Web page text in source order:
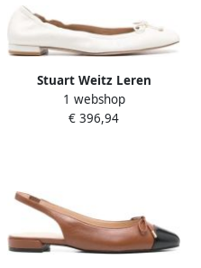
Stuart Weitz Leren
Ballerina's
1 webshop
€ 396,94